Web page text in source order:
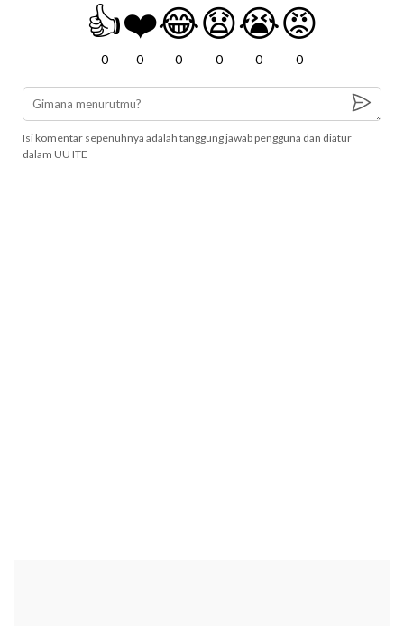
👍
0
❤️
0
😂
0
😧
0
😭
0
😡
0
Isi komentar sepenuhnya adalah tanggung jawab pengguna dan diatur
dalam UU ITE